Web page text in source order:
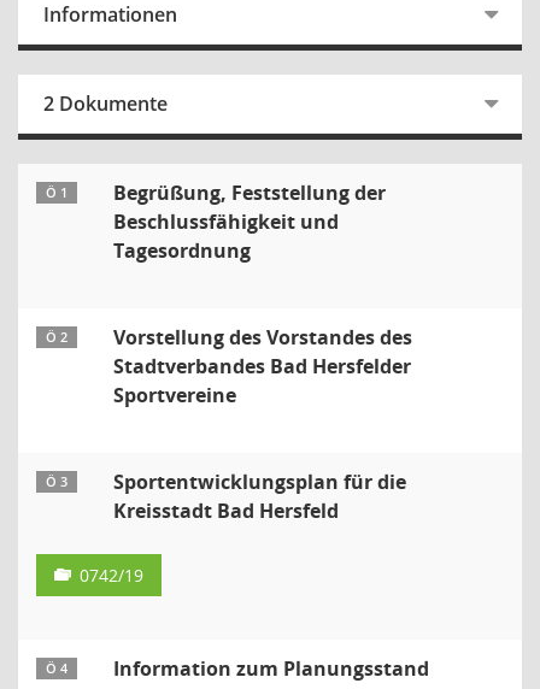
Informationen
2 Dokumente
Ö 1
Begrüßung, Feststellung der
Beschlussfähigkeit und
Tagesordnung
Ö 2
Vorstellung des Vorstandes des
Stadtverbandes Bad Hersfelder
Sportvereine
Ö 3
Sportentwicklungsplan für die
Kreisstadt Bad Hersfeld
0742/19
Ö 4
Information zum Planungsstand